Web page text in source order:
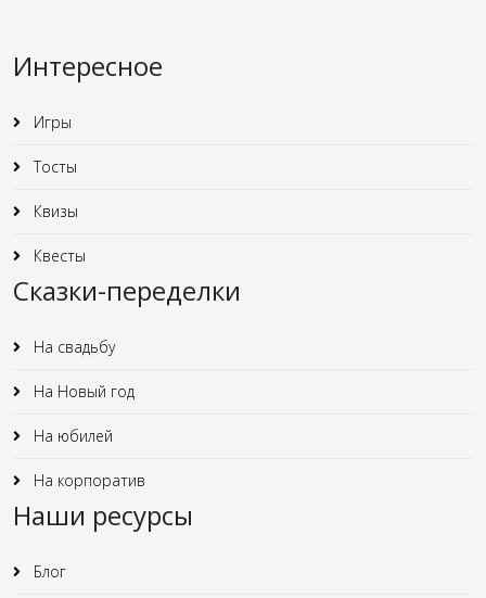
Интересное
Игры
Тосты
Квизы
Квесты
Сказки-переделки
На свадьбу
На Новый год
На юбилей
На корпоратив
Наши ресурсы
Блог